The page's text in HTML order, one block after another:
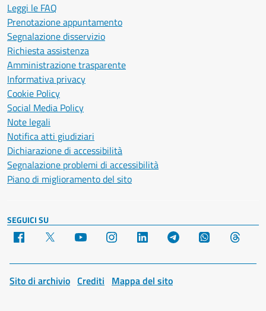
Leggi le FAQ
Prenotazione appuntamento
Segnalazione disservizio
Richiesta assistenza
Amministrazione trasparente
Informativa privacy
Cookie Policy
Social Media Policy
Note legali
Notifica atti giudiziari
Dichiarazione di accessibilità
Segnalazione problemi di accessibilità
Piano di miglioramento del sito
SEGUICI SU
Facebook YouTube Instagram LinkedIn Telegram WhatsApp
Sito di archivio Crediti Mappa del sito